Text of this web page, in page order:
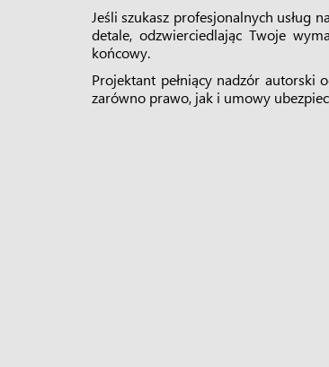
Jeśli szukasz profesjonalnych usług
detale, odzwierciedlając Twoje
końcowy.
Projektant pełniący nadzór autorski
zarówno prawo, jak i umowy